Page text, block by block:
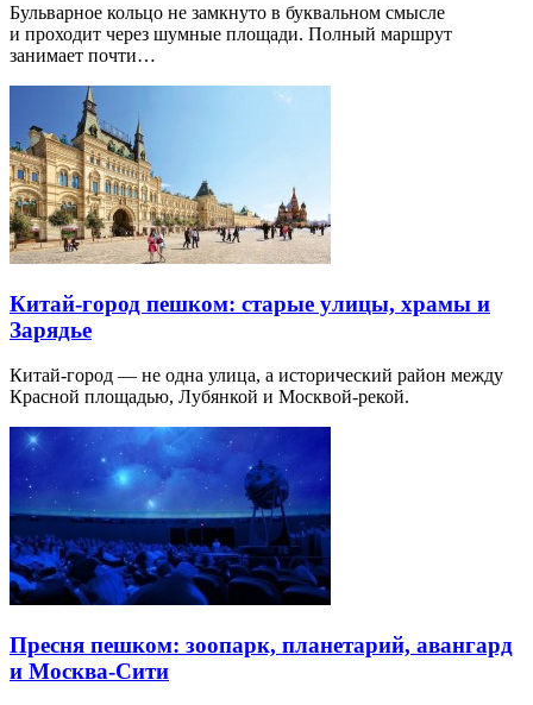
Бульварное кольцо не замкнуто в буквальном смысле
и проходит через шумные площади. Полный маршрут
занимает почти…
Китай-город пешком: старые улицы, храмы и
Зарядье
Китай-город — не одна улица, а исторический район между
Красной площадью, Лубянкой и Москвой-рекой.
Пресня пешком: зоопарк, планетарий, авангард
и Москва-Сити